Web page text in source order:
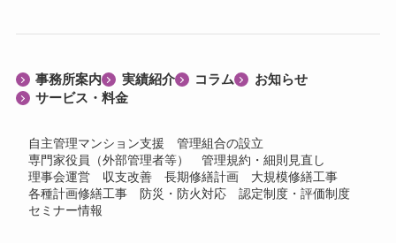
事務所案内 実績紹介 コラム
お知らせ
サービス・料金
自主管理マンション支援
管理組合の設立
専門家役員（外部管理者等）
管理規約・細則見直し
理事会運営
収支改善 長期修繕計画
大規模修繕工事
各種計画修繕工事
防災・防火対応
認定制度・評価制度
セミナー情報